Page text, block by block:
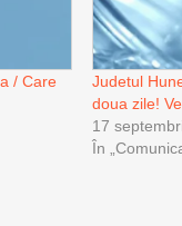
/ Care
Judetul
doua zile!
17
În